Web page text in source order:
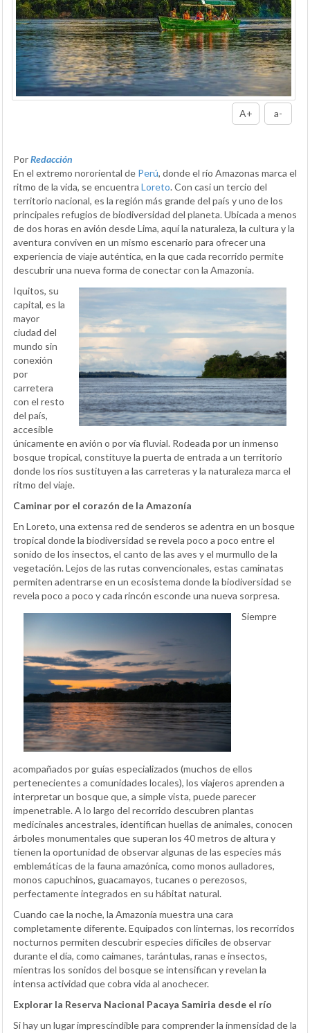
A+ a-
PorRedacción
En el extremo nororiental de Perú, donde el río Amazonas marca el
ritmo de la vida, se encuentra Loreto. Con casi un tercio del
territorio nacional, es la región más grande del país y uno de los
principales refugios de biodiversidad del planeta. Ubicada a menos
de dos horas en avión desde Lima, aquí la naturaleza, la cultura y la
aventura conviven en un mismo escenario para ofrecer una
experiencia de viaje auténtica, en la que cada recorrido permite
descubrir una nueva forma de conectar con la Amazonía.
Iquitos, su
capital, es la
mayor
ciudad del
mundo sin
conexión
por
carretera
con el resto
del país,
accesible
únicamente en avión o por vía fluvial. Rodeada por un inmenso
bosque tropical, constituye la puerta de entrada a un territorio
donde los ríos sustituyen a las carreteras y la naturaleza marca el
ritmo del viaje.
Caminar por el corazón de la Amazonía
En Loreto, una extensa red de senderos se adentra en un bosque
tropical donde la biodiversidad se revela poco a poco entre el
sonido de los insectos, el canto de las aves y el murmullo de la
vegetación. Lejos de las rutas convencionales, estas caminatas
permiten adentrarse en un ecosistema donde la biodiversidad se
revela poco a poco y cada rincón esconde una nueva sorpresa.
Siempre
acompañados por guías especializados (muchos de ellos
pertenecientes a comunidades locales), los viajeros aprenden a
interpretar un bosque que, a simple vista, puede parecer
impenetrable. A lo largo del recorrido descubren plantas
medicinales ancestrales, identifican huellas de animales, conocen
árboles monumentales que superan los 40 metros de altura y
tienen la oportunidad de observar algunas de las especies más
emblemáticas de la fauna amazónica, como monos aulladores,
monos capuchinos, guacamayos, tucanes o perezosos,
perfectamente integrados en su hábitat natural.
Cuando cae la noche, la Amazonía muestra una cara
completamente diferente. Equipados con linternas, los recorridos
nocturnos permiten descubrir especies difíciles de observar
durante el día, como caimanes, tarántulas, ranas e insectos,
mientras los sonidos del bosque se intensifican y revelan la
intensa actividad que cobra vida al anochecer.
Explorar la Reserva Nacional Pacaya Samiria desde el río
Si hay un lugar imprescindible para comprender la inmensidad de la